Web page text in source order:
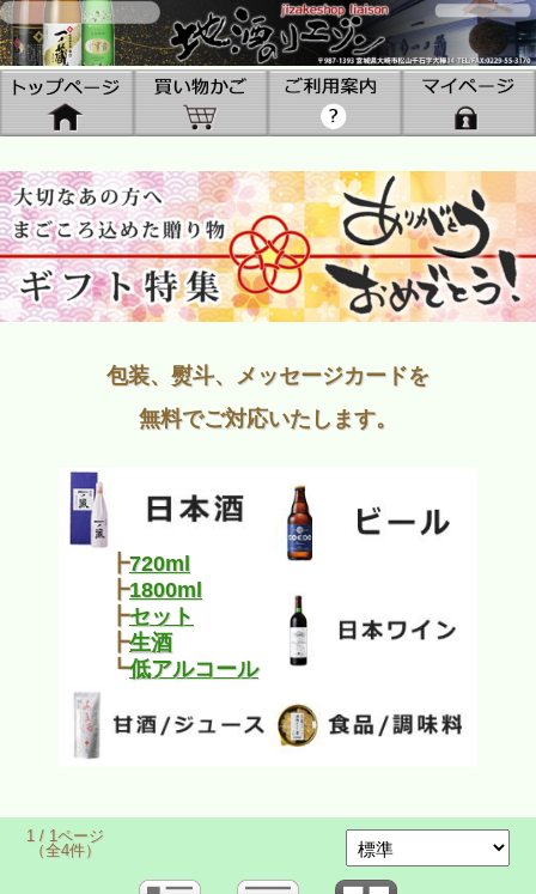
包装、熨斗、メッセージカードを
無料でご対応いたします。
┣720ml
┣1800ml
┣セット
┣生酒
┗低アルコール
1 / 1ページ
（全4件）